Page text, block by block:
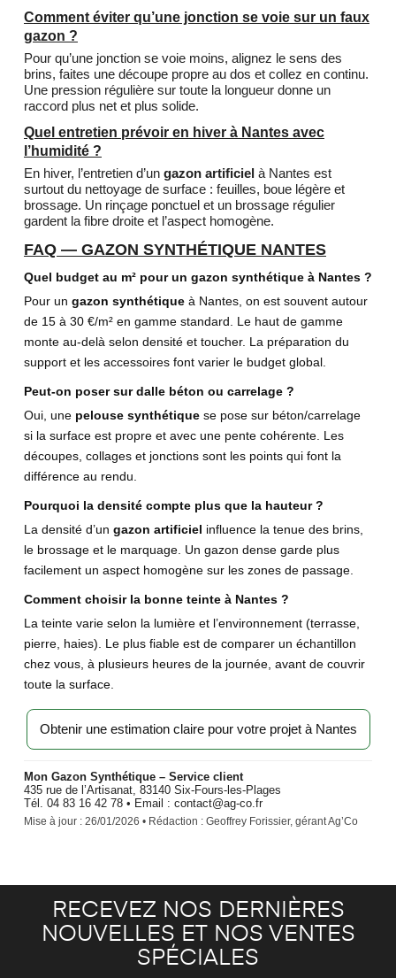
Comment éviter qu’une jonction se voie sur un faux
gazon ?
Pour qu’une jonction se voie moins, alignez le sens des
brins, faites une découpe propre au dos et collez en continu.
Une pression régulière sur toute la longueur donne un
raccord plus net et plus solide.
Quel entretien prévoir en hiver à Nantes avec
l’humidité ?
En hiver, l’entretien d’un gazon artificiel à Nantes est
surtout du nettoyage de surface : feuilles, boue légère et
brossage. Un rinçage ponctuel et un brossage régulier
gardent la fibre droite et l’aspect homogène.
FAQ — GAZON SYNTHÉTIQUE NANTES
Quel budget au m² pour un gazon synthétique à Nantes ?
Pour un gazon synthétique à Nantes, on est souvent autour
de 15 à 30 €/m² en gamme standard. Le haut de gamme
monte au-delà selon densité et toucher. La préparation du
support et les accessoires font varier le budget global.
Peut-on poser sur dalle béton ou carrelage ?
Oui, une pelouse synthétique se pose sur béton/carrelage
si la surface est propre et avec une pente cohérente. Les
découpes, collages et jonctions sont les points qui font la
différence au rendu.
Pourquoi la densité compte plus que la hauteur ?
La densité d’un gazon artificiel influence la tenue des brins,
le brossage et le marquage. Un gazon dense garde plus
facilement un aspect homogène sur les zones de passage.
Comment choisir la bonne teinte à Nantes ?
La teinte varie selon la lumière et l’environnement (terrasse,
pierre, haies). Le plus fiable est de comparer un échantillon
chez vous, à plusieurs heures de la journée, avant de couvrir
toute la surface.
Obtenir une estimation claire pour votre projet à Nantes
Mon Gazon Synthétique – Service client
435 rue de l’Artisanat, 83140 Six-Fours-les-Plages
Tél. 04 83 16 42 78 • Email : contact@ag-co.fr
Mise à jour : 26/01/2026 • Rédaction : Geoffrey Forissier, gérant Ag’Co
RECEVEZ NOS DERNIÈRES
NOUVELLES ET NOS VENTES
SPÉCIALES